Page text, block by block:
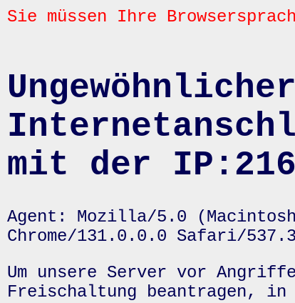
Sie müssen Ihre
mit der
Agent: Mozilla/5.0
Chrome/131.0.0.0 Safari/
Um unsere Server vor
Freischaltung beantragen,